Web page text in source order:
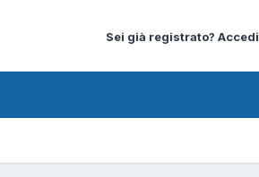
Sei già registrato? Accedi